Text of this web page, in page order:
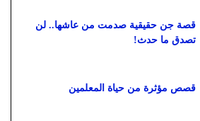
قصة جن حقيقية صدمت من عاشها.. لن
تصدق ما حدث!
قصص مؤثرة من حياة المعلمين